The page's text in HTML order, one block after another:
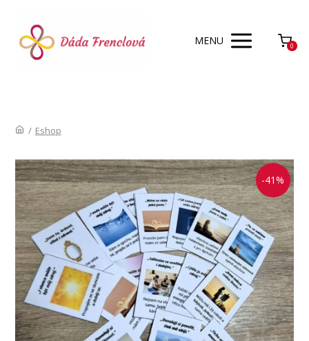
MENU 0
/ Eshop
-41%